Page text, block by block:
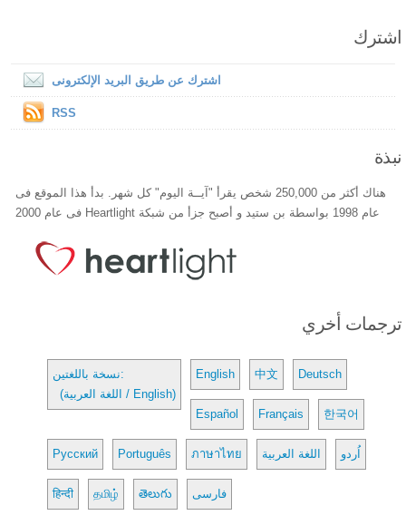
اشترك
اشترك عن طريق البريد الإلكترونى
RSS
نبذة
هناك أكثر من 250,000 شخص يقرأ "آيــة اليوم" كل شهر. بدأ هذا الموقع فى
عام 1998 بواسطة بن ستيد و أصبح جزأ من شبكة Heartlight فى عام 2000
ترجمات أخري
نسخة باللغتين:
(اللغة العربية / English)
English 中文 Deutsch
Español Français 한국어
Русский Português ภาษาไทย اللغة العربية اُردو
हिन्दी தமிழ் తెలుగు فارسی